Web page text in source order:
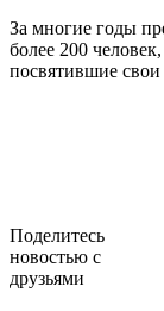
За многие годы
более 200
посвятившие
Поделитесь
новостью с
друзьями